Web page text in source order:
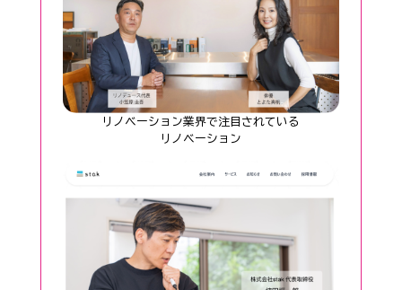
リノベーション業界で注目されている
──リノベーション──